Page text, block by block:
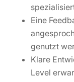
Eine
genutzt
Klare
Level